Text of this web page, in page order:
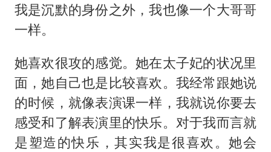
我是沉默的身份之外，我也像一个大哥哥
一样。
她喜欢很攻的感觉。她在太子妃的状况里
面，她自己也是比较喜欢。我经常跟她说
的时候，就像表演课一样，我就说你要去
感受和了解表演里的快乐。对于我而言就
是塑造的快乐，其实我是很喜欢。她会